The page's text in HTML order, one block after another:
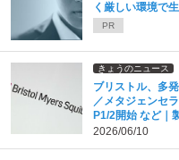
く厳しい環境で
PR
きょうのニュース
ブリストル、多
／メタジェンセ
P1/2開始 など｜
（2026年6月10日
2026/06/10